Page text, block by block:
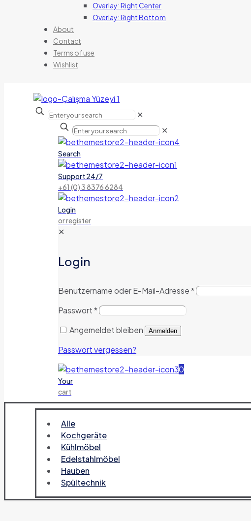
Overlay: Right Center
Overlay: Right Bottom
About
Contact
Terms of use
Wishlist
✕
✕
Search
Support 24/7
+61 (0) 3 8376 6284
Login
or register
✕
Login
Benutzername oder E-Mail-Adresse*
Passwort*
Angemeldet bleiben
Anmelden
Passwort vergessen?
0
Your
cart
Alle
Kochgeräte
Kühlmöbel
Edelstahlmöbel
Hauben
Spültechnik